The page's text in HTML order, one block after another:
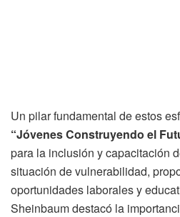
Un pilar fundamental de estos
“Jóvenes Construyendo el
para la inclusión y capacitación
situación de vulnerabilidad,
oportunidades laborales y
Sheinbaum destacó la